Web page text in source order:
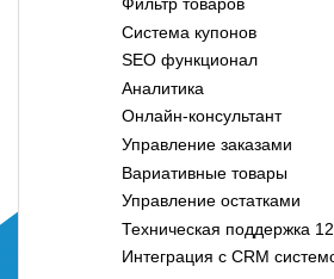
Система купонов
SEO функционал
Аналитика
Онлайн-консультант
Управление заказами
Вариативные товары
Управление остатками
Техническая поддержка
Интеграция с CRM